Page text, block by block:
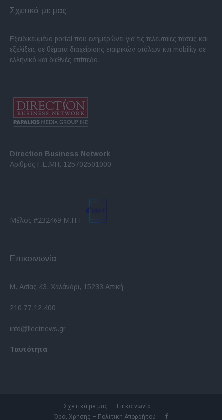
Σχετικά με μας
Εξειδικευμένο portal που ενημερώνει για τις τελευταίες τάσεις και
εξελίξεις σε θέματα διαχείρισης εταιρικών στόλων και mobility σε
ελληνικό και διεθνές επίπεδο.
Direction Business Network
Αριθμός Γ.Ε.ΜΗ. 125702501000
Μέλος #232469 Μ.Η.Τ.
Επικοινωνία
Μ. Ασίας 43, Χαλάνδρι, 15233 Αττική
210 77.12.400
info@fleetnews.gr
Ταυτότητα
Σχετικά με μας
Επικοινωνία
Όροι Χρήσης – Πολιτική Απορρήτου